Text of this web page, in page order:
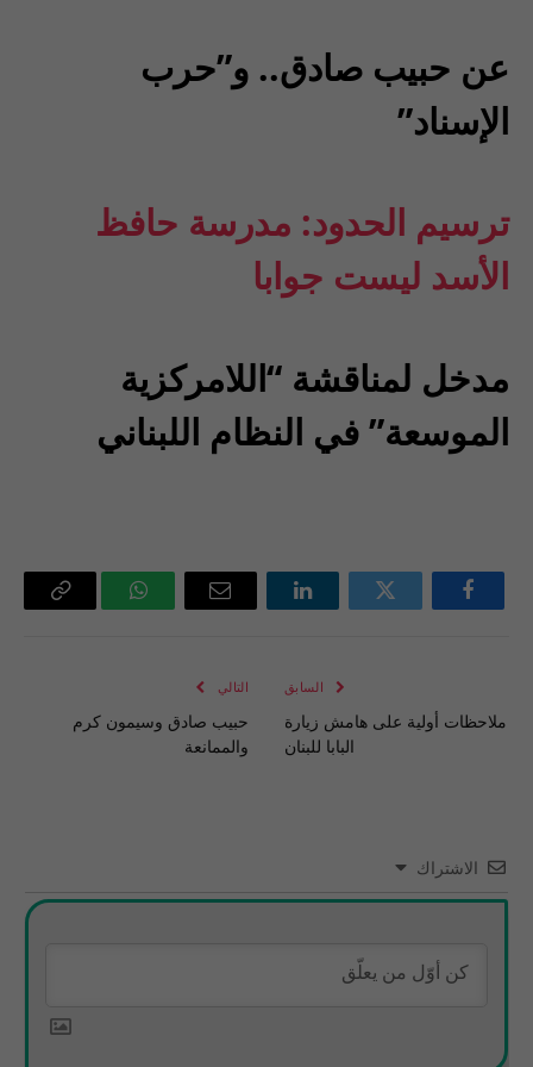
عن حبيب صادق.. و”حرب
الإسناد”
ترسيم الحدود: مدرسة حافظ
الأسد ليست جوابا
مدخل لمناقشة “اللامركزية
الموسعة” في النظام اللبناني
فيسبوك تويتر لينكدإن
البريد
واتساب Copy
السابق
ملاحظات أولية على هامش زيارة
البابا للبنان
التالي
حبيب صادق وسيمون كرم
والممانعة
الاشتراك